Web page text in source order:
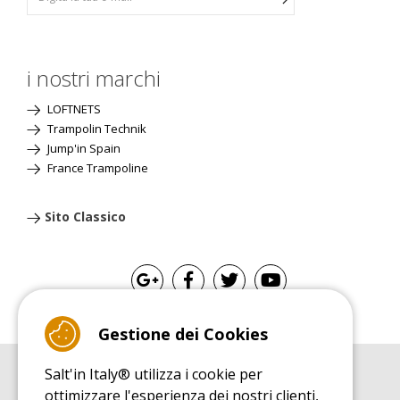
i nostri marchi
LOFTNETS
Trampolin Technik
Jump'in Spain
France Trampoline
Sito Classico
GUIDA ALL'ACQUISTO
Gestione dei Cookies
Salt'in Italy® utilizza i cookie per
ottimizzare l'esperienza dei nostri clienti,